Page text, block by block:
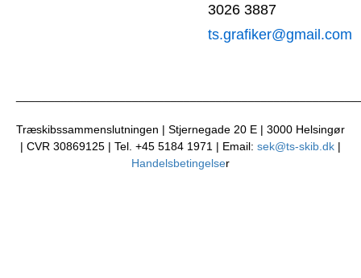
3026 3887
ts.grafiker@gmail.com
Træskibssammenslutningen | Stjernegade 20 E | 3000 Helsingør
| CVR 30869125 | Tel. +45 5184 1971 | Email: sek@ts-skib.dk |
Handelsbetingelser